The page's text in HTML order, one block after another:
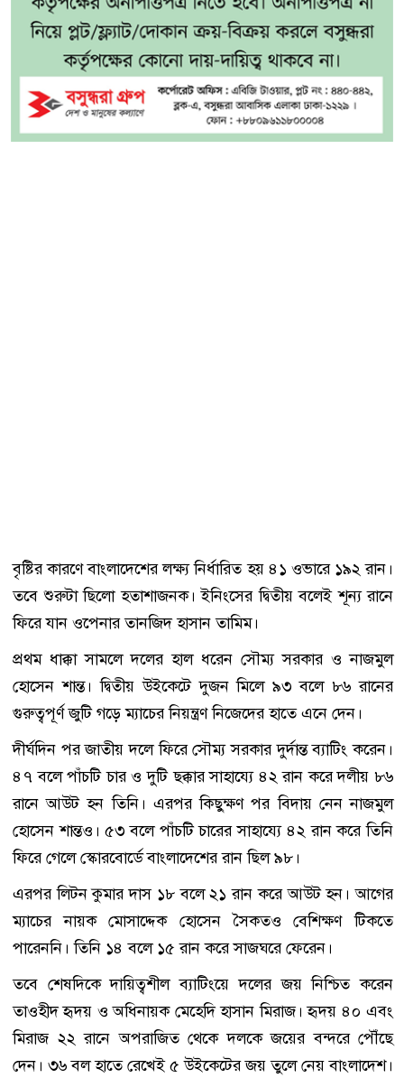
বৃষ্টির কারণে বাংলাদেশের লক্ষ্য নির্ধারিত হয় ৪১ ওভারে ১৯২ রান।
তবে শুরুটা ছিলো হতাশাজনক। ইনিংসের দ্বিতীয় বলেই শূন্য রানে
ফিরে যান ওপেনার তানজিদ হাসান তামিম।
প্রথম ধাক্কা সামলে দলের হাল ধরেন সৌম্য সরকার ও নাজমুল
হোসেন শান্ত। দ্বিতীয় উইকেটে দুজন মিলে ৯৩ বলে ৮৬ রানের
গুরুত্বপূর্ণ জুটি গড়ে ম্যাচের নিয়ন্ত্রণ নিজেদের হাতে এনে দেন।
দীর্ঘদিন পর জাতীয় দলে ফিরে সৌম্য সরকার দুর্দান্ত ব্যাটিং করেন।
৪৭ বলে পাঁচটি চার ও দুটি ছক্কার সাহায্যে ৪২ রান করে দলীয় ৮৬
রানে আউট হন তিনি। এরপর কিছুক্ষণ পর বিদায় নেন নাজমুল
হোসেন শান্তও। ৫৩ বলে পাঁচটি চারের সাহায্যে ৪২ রান করে তিনি
ফিরে গেলে স্কোরবোর্ডে বাংলাদেশের রান ছিল ৯৮।
এরপর লিটন কুমার দাস ১৮ বলে ২১ রান করে আউট হন। আগের
ম্যাচের নায়ক মোসাদ্দেক হোসেন সৈকতও বেশিক্ষণ টিকতে
পারেননি। তিনি ১৪ বলে ১৫ রান করে সাজঘরে ফেরেন।
তবে শেষদিকে দায়িত্বশীল ব্যাটিংয়ে দলের জয় নিশ্চিত করেন
তাওহীদ হৃদয় ও অধিনায়ক মেহেদি হাসান মিরাজ। হৃদয় ৪০ এবং
মিরাজ ২২ রানে অপরাজিত থেকে দলকে জয়ের বন্দরে পৌঁছে
দেন। ৩৬ বল হাতে রেখেই ৫ উইকেটের জয় তুলে নেয় বাংলাদেশ।